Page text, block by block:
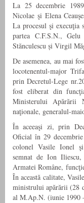
La 25 decembrie
Nicolae şi Elena
La procesul şi execuţia
partea C.F.S.N.,
Stănculescu și Virgil
De asemenea, au mai
locotenentul-major
prin Decretul-Lege
fost eliberat din
Ministerului Apărării
naţionale, generalul-
În aceeaşi zi, prin
Oficial în 29
colonel Vasile Ionel
semnat de Ion
Armatei Române,
În această calitate,
ministrului apărării (28
al M.Ap.N. (iunie 1990